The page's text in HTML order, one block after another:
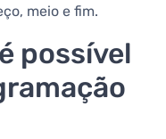
meio e fim.
possível